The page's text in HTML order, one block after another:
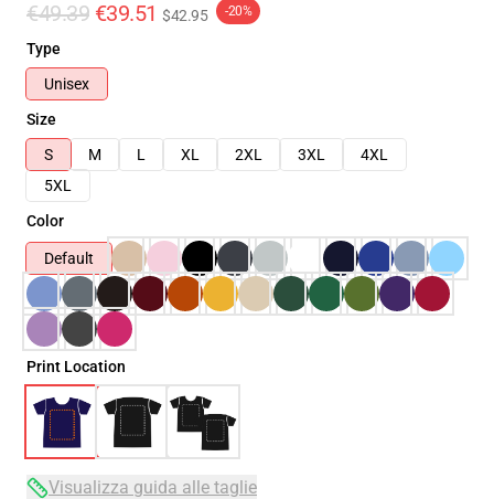
€49.39 €39.51 $42.95 -20%
Type
Unisex
Size
S
M L XL 2XL 3XL
4XL
5XL
Color
Default
Print Location
Visualizza guida alle taglie